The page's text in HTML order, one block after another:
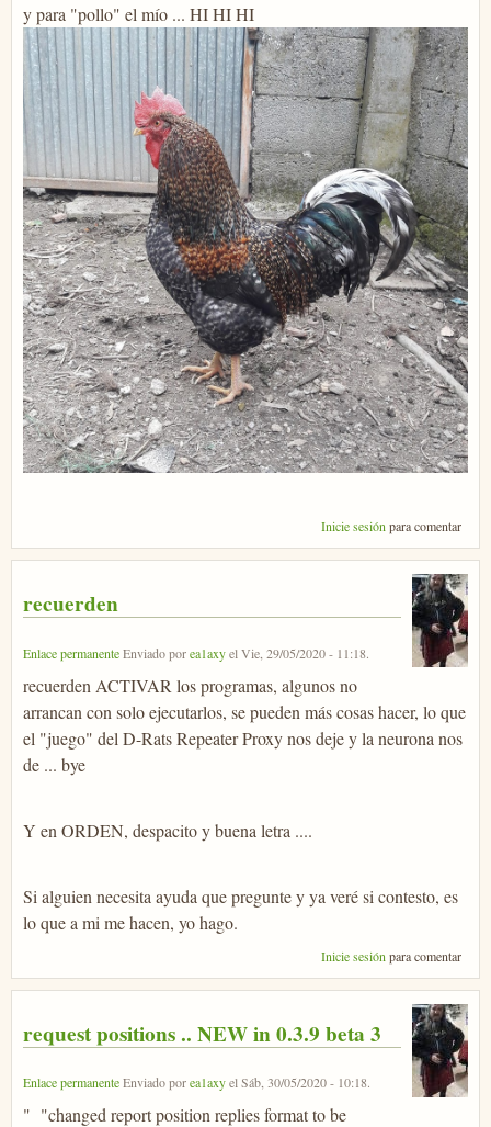
y para "pollo" el mío ... HI HI HI
Inicie sesiónpara comentar
recuerden
Enlace permanenteEnviado porea1axyelVie, 29/05/2020 - 11:18.
recuerden ACTIVAR los programas, algunos no
arrancan con solo ejecutarlos, se pueden más cosas hacer, lo que
el "juego" del D-Rats Repeater Proxy nos deje y la neurona nos
de ... bye
Y en ORDEN, despacito y buena letra ....
Si alguien necesita ayuda que pregunte y ya veré si contesto, es
lo que a mi me hacen, yo hago.
Inicie sesión para comentar
request positions .. NEW in 0.3.9 beta 3
Enlace permanenteEnviado porea1axyelSáb, 30/05/2020 - 10:18.
" "changed report position replies format to be